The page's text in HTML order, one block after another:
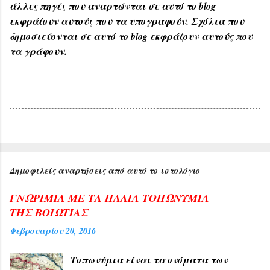
άλλες πηγές που αναρτώνται σε αυτό το blog
εκφράζουν αυτούς που τα υπογραφούν. Σχόλια που
δημοσιεύονται σε αυτό το blog εκφράζουν αυτούς που
τα γράφουν.
Δημοφιλείς αναρτήσεις από αυτό το ιστολόγιο
ΓΝΩΡΙΜΙΑ ΜΕ ΤΑ ΠΑΛΙΑ ΤΟΠΩΝΥΜΙΑ
ΤΗΣ ΒΟΙΩΤΙΑΣ
Φεβρουαρίου 20, 2016
Τοπωνύμια είναι τα ονόματα των